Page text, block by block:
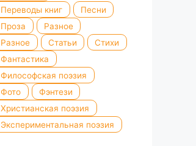
Переводы книг
Песни
Проза
Разное
Разное
Статьи
Стихи
Фантастика
Философская поэзия
Фото
Фэнтези
Христианская поэзия
Экспериментальная поэзия